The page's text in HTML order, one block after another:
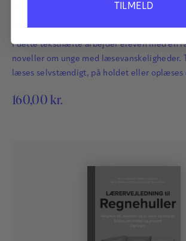
Genlæs - Teksthæftet til unge
I dette teksthæfte arbejder eleven med en
noveller om unge med læsevanskeligheder.
læses selvstændigt, på holdet eller oplæses
160,00 kr.
TILMELD